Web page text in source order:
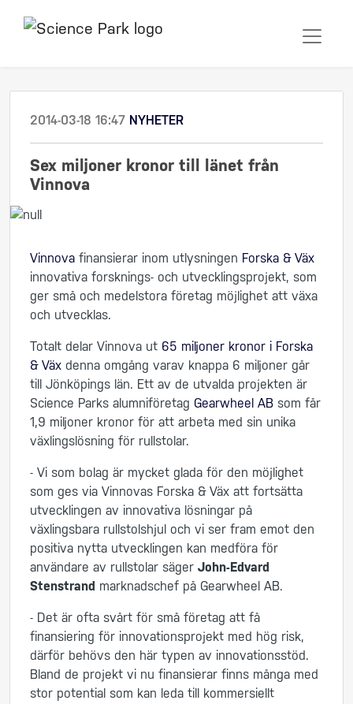
2014-03-18 16:47 NYHETER
Sex miljoner kronor till länet från
Vinnova
Vinnova finansierar inom utlysningen Forska & Väx
innovativa forsknings- och utvecklingsprojekt, som
ger små och medelstora företag möjlighet att växa
och utvecklas.
Totalt delar Vinnova ut 65 miljoner kronor i Forska
& Väx denna omgång varav knappa 6 miljoner går
till Jönköpings län. Ett av de utvalda projekten är
Science Parks alumniföretag Gearwheel AB som får
1,9 miljoner kronor för att arbeta med sin unika
växlingslösning för rullstolar.
- Vi som bolag är mycket glada för den möjlighet
som ges via Vinnovas Forska & Väx att fortsätta
utvecklingen av innovativa lösningar på
växlingsbara rullstolshjul och vi ser fram emot den
positiva nytta utvecklingen kan medföra för
användare av rullstolar säger John-Edvard
Stenstrand marknadschef på Gearwheel AB.
- Det är ofta svårt för små företag att få
finansiering för innovationsprojekt med hög risk,
därför behövs den här typen av innovationsstöd.
Bland de projekt vi nu finansierar finns många med
stor potential som kan leda till kommersiellt